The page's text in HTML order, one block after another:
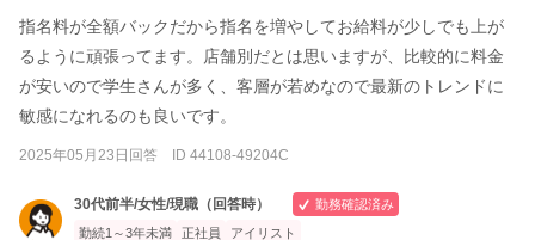
指名料が全額バックだから指名を増やしてお給料が少しでも上が
るように頑張ってます。店舗別だとは思いますが、比較的に料金
が安いので学生さんが多く、客層が若めなので最新のトレンドに
敏感になれるのも良いです。
2025年05月23日回答 ID 44108-49204C
30代前半/女性/現職（回答時）
勤務確認済み
勤続1～3年未満
正社員 アイリスト